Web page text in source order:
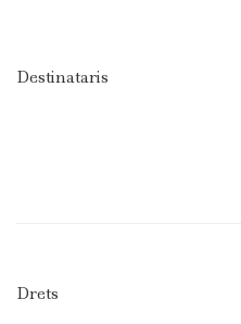
Destinataris
Drets